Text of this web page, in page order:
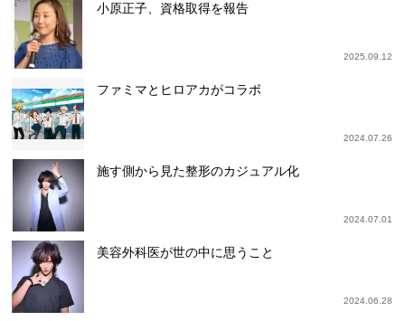
小原正子、資格取得を報告
2025.09.12
ファミマとヒロアカがコラボ
2024.07.26
施す側から見た整形のカジュアル化
2024.07.01
美容外科医が世の中に思うこと
2024.06.28